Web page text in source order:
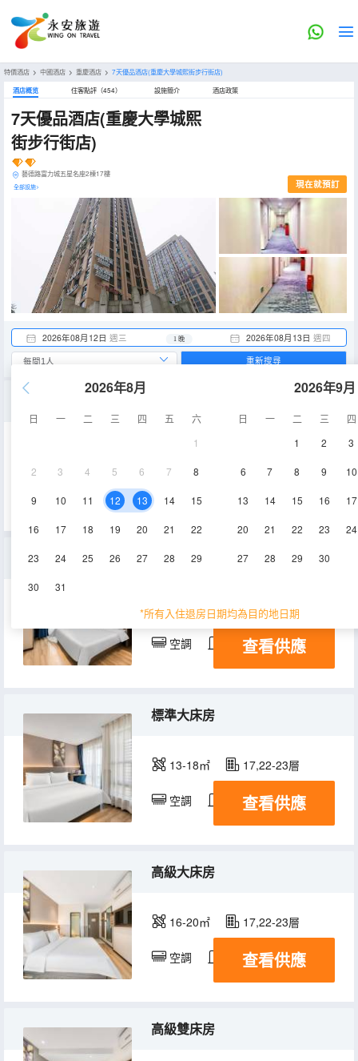
特價酒店 > 中國酒店 > 重慶酒店 > 7天優品酒店(重慶大學城熙街步行街店)
酒店概览 住客點評（454） 設施簡介 酒店政策
7天優品酒店(重慶大學城熙
街步行街店)
藝德路富力城五星名座2棟17樓
全部設施> 現在就預訂
2026年08月12日 週三 2026年08月13日 週四
1 晚
2026年8月
日 一 二 三 四 五
六
1
2 3 4 5 6 7 8
9 10 11 12 13 14 15
16 17 18 19 20 21 22
23 24 25 26 27 28 29
30 31
2026年9月
日 一 二 三
四
1
2 3
6 7 8 9 10
13 14 15 16 17
20 21 22 23 24
27 28 29 30
*所有入住退房日期均為目的地日期
重新搜尋
16-22㎡ 17,22,23層
豪華大床房
16-22㎡ 17,22,23層
空調 淋浴 電視機
查看供應
標準大床房
13-18㎡ 17,22-23層
空調 淋浴 電視機
查看供應
高級大床房
16-20㎡ 17,22-23層
空調 淋浴 電視機
查看供應
高級雙床房